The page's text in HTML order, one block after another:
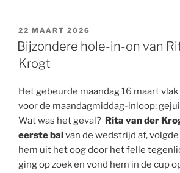
GEPLAATST
OP
22 MAART 2026
Bijzondere hole-in-on van
Krogt
Het gebeurde maandag 16 maart
voor de maandagmiddag-inloop:
Wat was het geval? Rita van der
eerste balvan de wedstrijd af,
hem uit het oog door het felle
ging op zoek en vond hem in de cup